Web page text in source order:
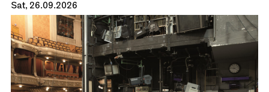
Sat, 26.09.2026